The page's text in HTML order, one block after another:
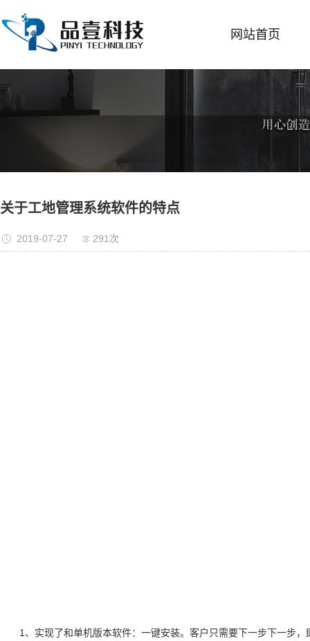
网站首页
关于工地管理系统软件的特点
2019-07-27 291次
1、实现了和单机版本软件：一键安装。客户只需要下一步下一步